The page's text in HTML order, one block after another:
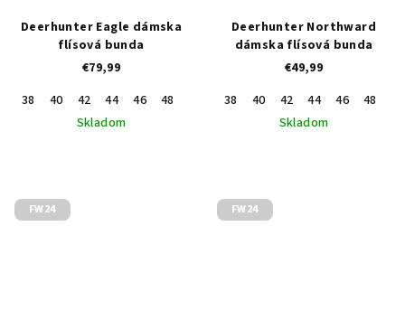
Deerhunter Eagle dámska
flísová bunda
€79,99
38
40 42 44 46 48
Skladom
Deerhunter Northward
dámska flísová bunda
€49,99
38
40 42 44 46 48
Skladom
FW24 FW24